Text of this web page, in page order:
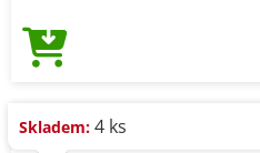
Skladem: 4 ks